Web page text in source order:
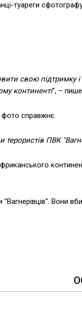
туареги
свою підтримку і
континенті", –
фото справжнє.
терористів ПВК
Вони